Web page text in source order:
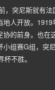
，突尼斯就有
地人开放。
协的前身。也
小组赛G组，突
不胜。